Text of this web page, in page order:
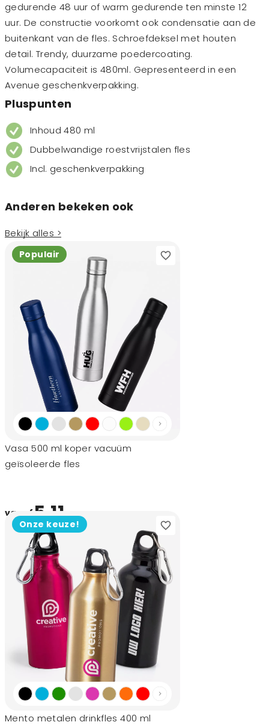
gedurende 48 uur of warm gedurende ten minste 12
uur. De constructie voorkomt ook condensatie aan de
buitenkant van de fles. Schroefdeksel met houten
detail. Trendy, duurzame poedercoating.
Volumecapaciteit is 480ml. Gepresenteerd in een
Avenue geschenkverpakking.
Pluspunten
Inhoud 480 ml
Dubbelwandige roestvrijstalen fles
Incl. geschenkverpakking
Anderen bekeken ook
Bekijk alles >
Populair
Vasa 500 ml koper vacuüm
geïsoleerde fles
vanaf5,11
Onze keuze!
Mento metalen drinkfles 400 ml